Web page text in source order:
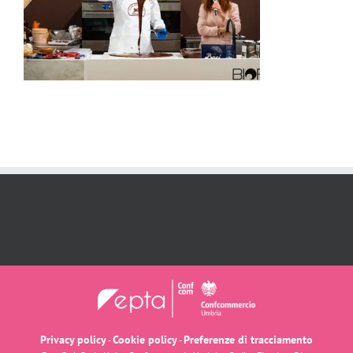
Privacy policy-Cookie policy-Preferenze di tracciamento